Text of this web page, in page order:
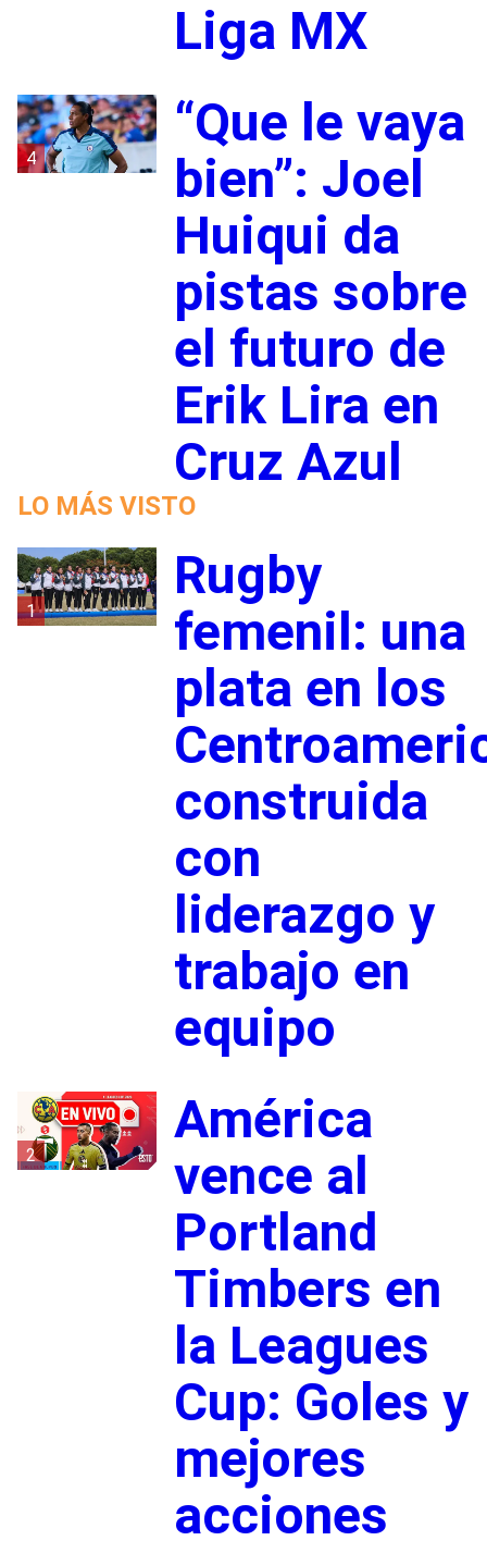
Liga MX
4
“Que le vaya
bien”: Joel
Huiqui da
pistas sobre
el futuro de
Erik Lira en
Cruz Azul
LO MÁS VISTO
1
Rugby
femenil: una
plata en los
construida
con
liderazgo y
trabajo en
equipo
2
América
vence al
Portland
Timbers en
la Leagues
Cup: Goles y
mejores
acciones